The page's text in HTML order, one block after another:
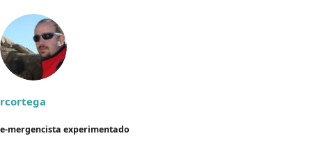
rcortega
e-mergencista experimentado